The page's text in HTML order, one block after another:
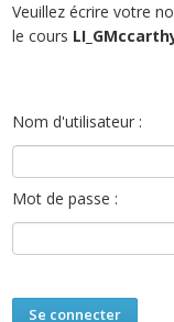
Veuillez écrire votre
le cours
Nom d'utilisateur :
Mot de passe :